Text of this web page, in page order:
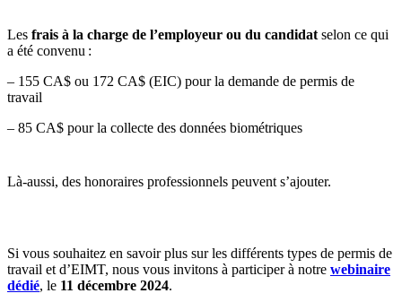
Les frais à la charge de l’employeur ou du candidat selon ce qui
a été convenu :
– 155 CA$ ou 172 CA$ (EIC) pour la demande de permis de
travail
– 85 CA$ pour la collecte des données biométriques
Là-aussi, des honoraires professionnels peuvent s’ajouter.
Si vous souhaitez en savoir plus sur les différents types de permis de
travail et d’EIMT, nous vous invitons à participer à notre webinaire
dédié, le 11 décembre 2024.